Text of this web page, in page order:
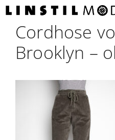
Zum
springenCordhose
Brooklyn –